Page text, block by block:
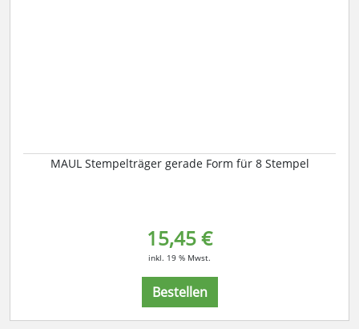
MAUL Stempelträger gerade Form für 8 Stempel
15,45 €
inkl. 19 % Mwst.
Bestellen